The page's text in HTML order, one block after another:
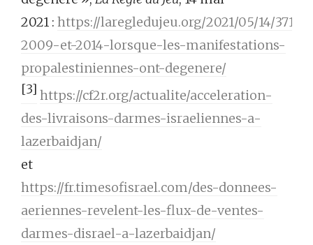
2021 : https://laregledujeu.org/2021/05/14/
2009-et-2014-lorsque-les-manifestations-
propalestiniennes-ont-degenere/
[3] https://cf2r.org/actualite/acceleration-
des-livraisons-darmes-israeliennes-a-
lazerbaidjan/
et
https://fr.timesofisrael.com/des-donnees-
aeriennes-revelent-les-flux-de-ventes-
darmes-disrael-a-lazerbaidjan/